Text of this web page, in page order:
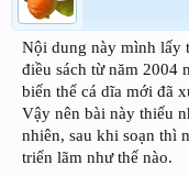
Nội dung này mình lấy
điều sách từ năm 2004
biến thể cá dĩa mới đã
Vậy nên bài này thiếu
nhiên, sau khi soạn thì
triển lãm như thế nào.